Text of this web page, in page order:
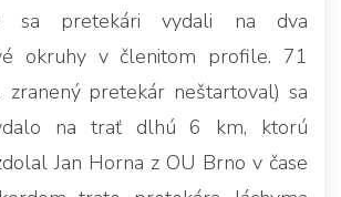
sa pretekári vydali na dva
okruhy v členitom profile. 71
zranený pretekár neštartoval) sa
na trať dlhú 6 km, ktorú
Jan Horna z OU Brno v čase